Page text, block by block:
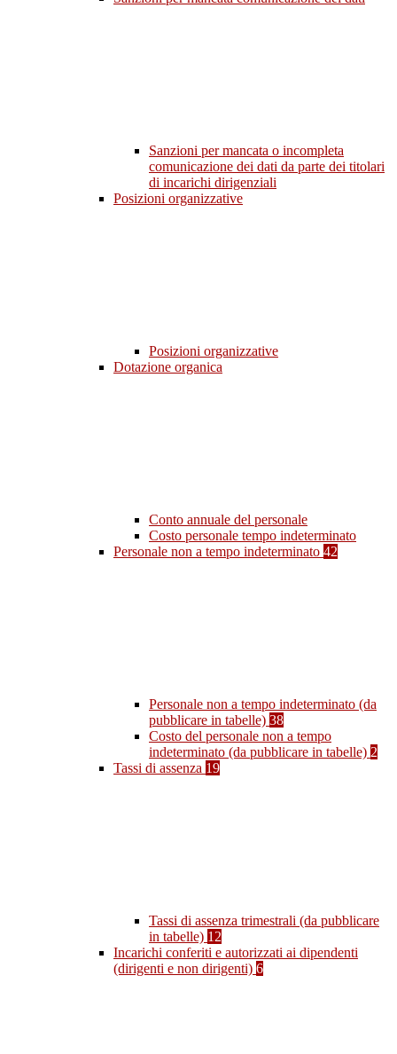
Sanzioni per mancata o incompleta
comunicazione dei dati da parte dei titolari
di incarichi dirigenziali
Posizioni organizzative
Posizioni organizzative
Dotazione organica
Conto annuale del personale
Costo personale tempo indeterminato
Personale non a tempo indeterminato 42
Personale non a tempo indeterminato (da
pubblicare in tabelle) 38
Costo del personale non a tempo
indeterminato (da pubblicare in tabelle) 2
Tassi di assenza 19
Tassi di assenza trimestrali (da pubblicare
in tabelle) 12
Incarichi conferiti e autorizzati ai dipendenti
(dirigenti e non dirigenti) 6